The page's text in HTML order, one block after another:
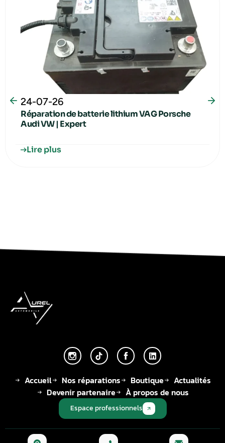
24-07-26
Réparation de batterie lithium VAG Porsche
Audi VW | Expert
Lire plus
Accueil Nos réparations Boutique
Actualités
Devenir partenaire
À propos de nous
Espace professionnels